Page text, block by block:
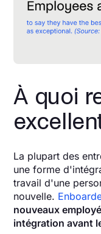
À quoi
La plupart des
une forme
travail d'une
nouvelle.
nouveaux
intégration avant